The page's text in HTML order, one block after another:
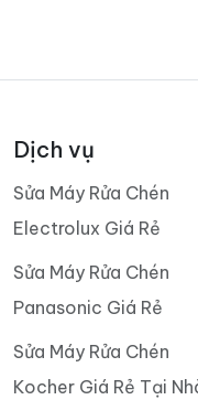
Dịch vụ
Sửa Máy Rửa Chén
Electrolux Giá Rẻ
Sửa Máy Rửa Chén
Panasonic Giá Rẻ
Sửa Máy Rửa Chén
Kocher Giá Rẻ Tại